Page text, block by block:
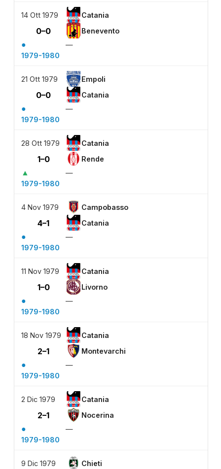
14 Ott 1979 Catania
0–0 Benevento
●
—
1979-1980
21 Ott 1979 Empoli
0–0 Catania
●
—
1979-1980
28 Ott 1979 Catania
1–0 Rende
▲
—
1979-1980
4 Nov 1979 Campobasso
4–1 Catania
●
—
1979-1980
11 Nov 1979 Catania
1–0 Livorno
●
—
1979-1980
18 Nov 1979 Catania
2–1 Montevarchi
●
—
1979-1980
2 Dic 1979 Catania
2–1 Nocerina
●
—
1979-1980
9 Dic 1979 Chieti